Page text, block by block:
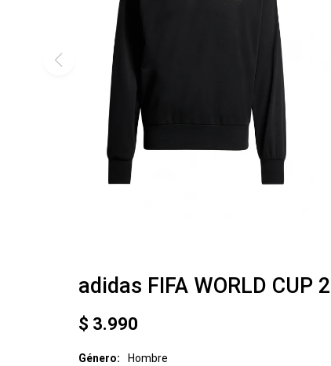
adidas FIFA WORLD CUP
$ 3.990
Género Hombre